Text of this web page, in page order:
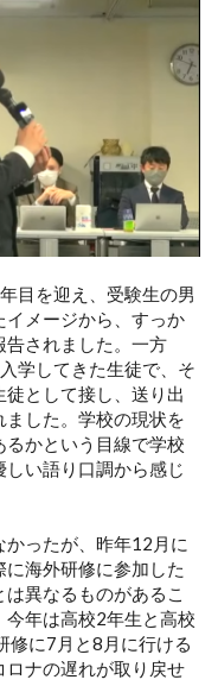
目を迎え、受験生の男
メージから、すっか
告されました。一方
学してきた生徒で、そ
として接し、送り出
ました。学校の現状を
かという目線で学校
い語り口調から感じ
ったが、昨年12月に
海外研修に参加した
異なるものがあるこ
今年は高校2年生と高校
修に7月と8月に行ける
ナの遅れが取り戻せ